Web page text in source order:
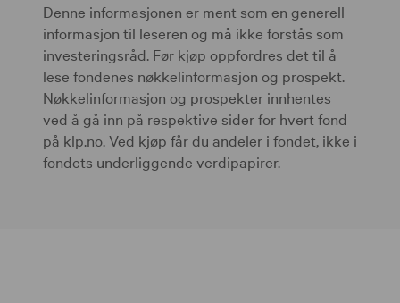
Denne informasjonen er ment som en generell
informasjon til leseren og må ikke forstås som
investeringsråd. Før kjøp oppfordres det til å
lese fondenes nøkkelinformasjon og prospekt.
Nøkkelinformasjon og prospekter innhentes
ved å gå inn på respektive sider for hvert fond
på klp.no. Ved kjøp får du andeler i fondet, ikke i
fondets underliggende verdipapirer.